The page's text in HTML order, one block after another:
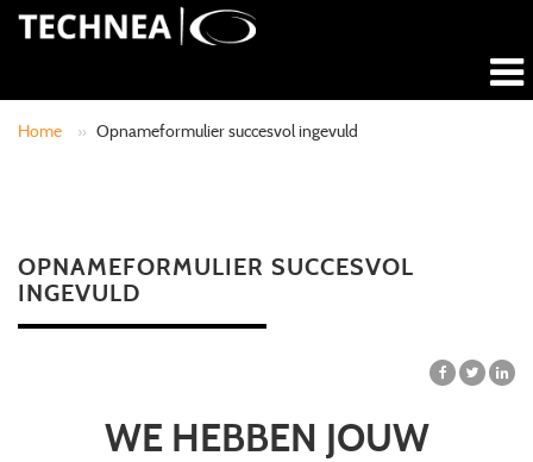
Home » Opnameformulier succesvol ingevuld
OPNAMEFORMULIER SUCCESVOL
INGEVULD
WE HEBBEN JOUW